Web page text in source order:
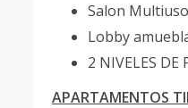
Salon Multiuso
Lobby
2 NIVELES DE
APARTAMENTOS